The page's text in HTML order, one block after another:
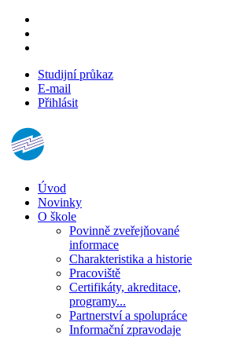
Studijní průkaz
E-mail
Přihlásit
Úvod
Novinky
O škole
Povinně zveřejňované
informace
Charakteristika a historie
Pracoviště
Certifikáty, akreditace,
programy...
Partnerství a spolupráce
Informační zpravodaje